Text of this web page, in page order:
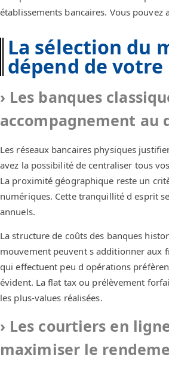
établissements bancaires. Vous
La sélection du
dépend de
Les banques
accompagnement
Les réseaux bancaires physiques
avez la possibilité de centraliser tous
La proximité géographique reste un
numériques. Cette tranquillité d esprit
annuels.
La structure de coûts des banques
mouvement peuvent s additionner aux
qui effectuent peu d opérations
évident. La flat tax ou prélèvement
les plus-values réalisées.
Les courtiers en
maximiser le